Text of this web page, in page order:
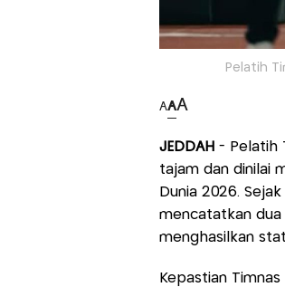
Pelatih
AAA
JEDDAH - Pelatih
tajam dan dinilai
Dunia 2026.
mencatatkan dua
menghasilkan
Kepastian